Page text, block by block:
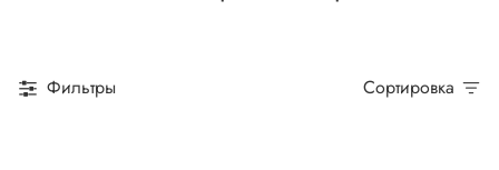
Фильтры Сортировка